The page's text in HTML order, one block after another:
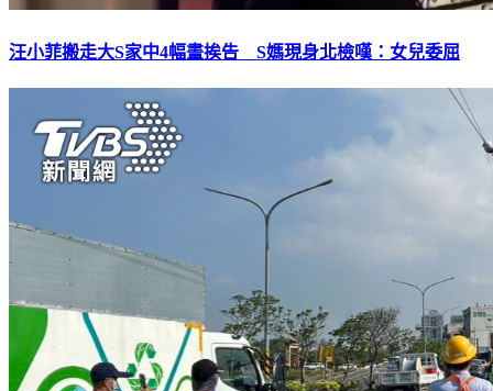
汪小菲搬走大S家中4幅畫挨告 S媽現身北檢嘆：女兒委屈